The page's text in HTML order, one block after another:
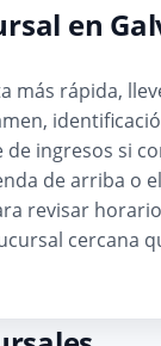
en
más rápida,
ingresos si
de arriba o el
revisar
cercana